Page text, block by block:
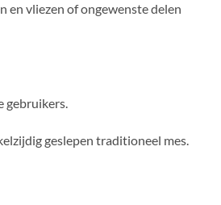
en vliezen of ongewenste delen
gebruikers.
geslepen traditioneel mes.